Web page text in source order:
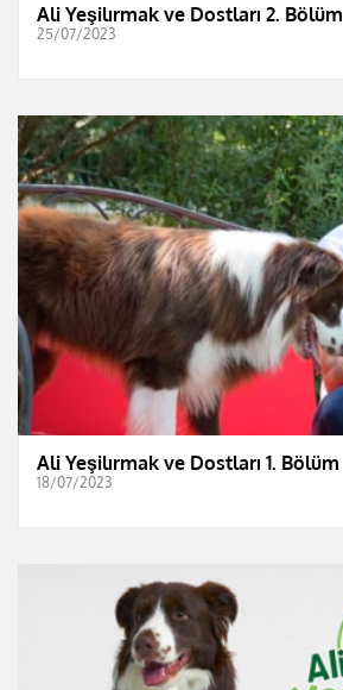
Ali Yeşilırmak ve Dostları 2. Bölüm
25/07/2023
Ali Yeşilırmak ve Dostları 1. Bölüm
18/07/2023